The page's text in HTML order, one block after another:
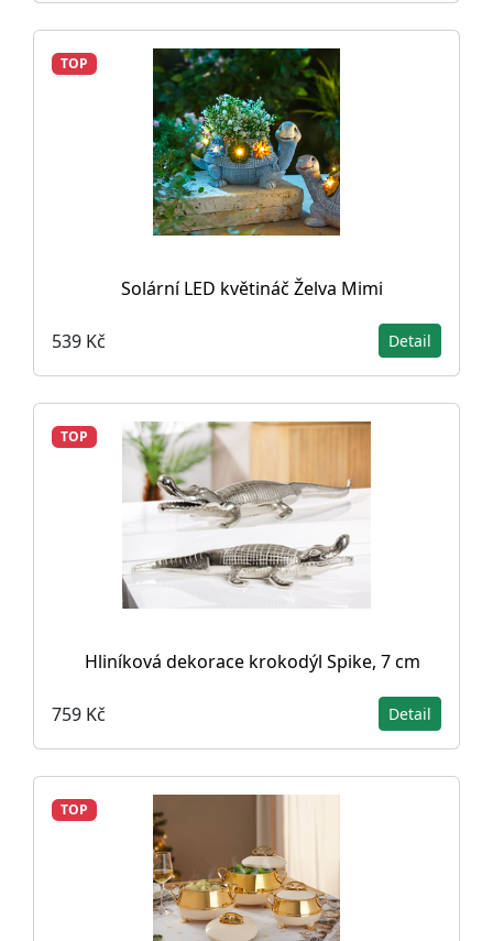
TOP
Solární LED květináč Želva Mimi
539 Kč Detail
TOP
Hliníková dekorace krokodýl Spike, 7 cm
759 Kč Detail
TOP